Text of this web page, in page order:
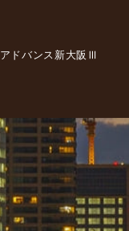
アドバンス新大阪Ⅲ